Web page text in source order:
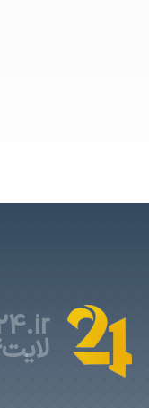
لایت24